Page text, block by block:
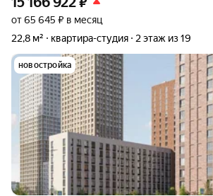
от 65 645 ₽ в месяц
22,8 м²
квартира-студия 2 этаж из 19
новостройка